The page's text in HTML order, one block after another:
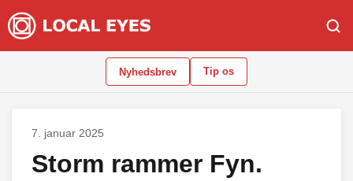
Nyhedsbrev Tip os
7. januar 2025
Storm rammer Fyn.